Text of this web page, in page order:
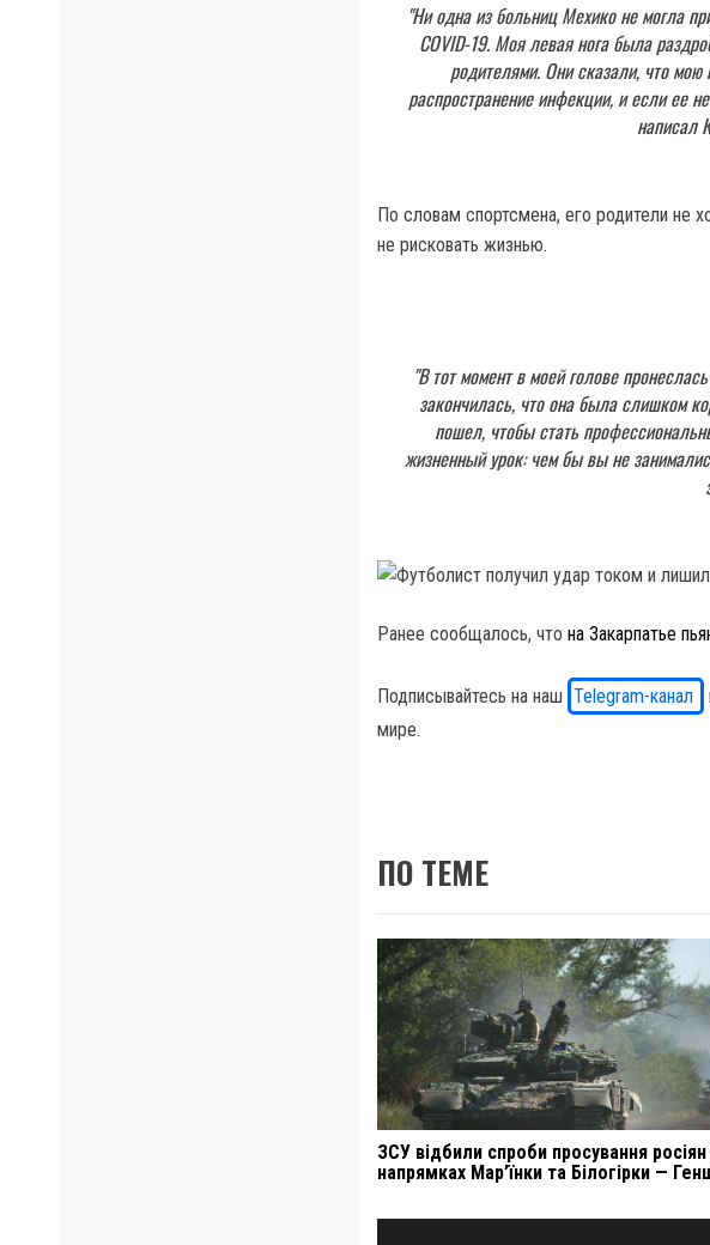
"Ни одна из больниц Мехико не могла
COVID-19. Моя левая нога была
родителями. Они сказали, что мою
распространение инфекции, и если ее
написал
По словам спортсмена, его родители не
не рисковать жизнью.
"В тот момент в моей голове
закончилась, что она была слишком
пошел, чтобы стать
жизненный урок: чем бы вы не
Ранее сообщалось, что на Закарпатье
Подписывайтесь на наш Telegram-канал
мире.
ПО ТЕМЕ
ЗСУ відбили спроби просування росіян
напрямках Мар’їнки та Білогірки —
Навигация